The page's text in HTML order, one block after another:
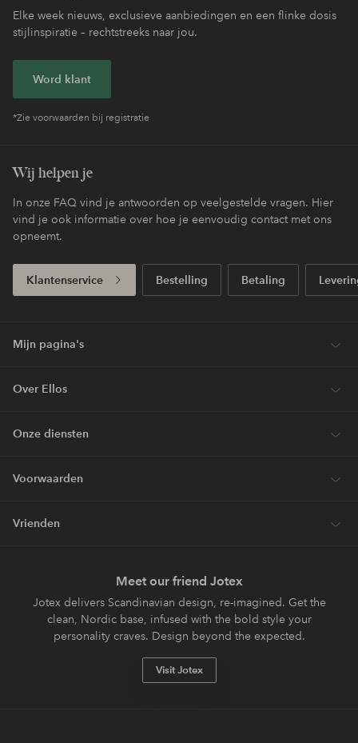
Elke week nieuws, exclusieve aanbiedingen en een flinke dosis
stijlinspiratie – rechtstreeks naar jou.
Word klant
*Zie voorwaarden bij registratie
Wij helpen je
In onze FAQ vind je antwoorden op veelgestelde vragen. Hier
vind je ook informatie over hoe je eenvoudig contact met ons
opneemt.
Klantenservice Bestelling Betaling
Mijn pagina's
Over Ellos
Onze diensten
Voorwaarden
Vrienden
Meet our friend Jotex
Jotex delivers Scandinavian design, re-imagined. Get the
clean, Nordic base, infused with the bold style your
personality craves. Design beyond the expected.
Visit Jotex